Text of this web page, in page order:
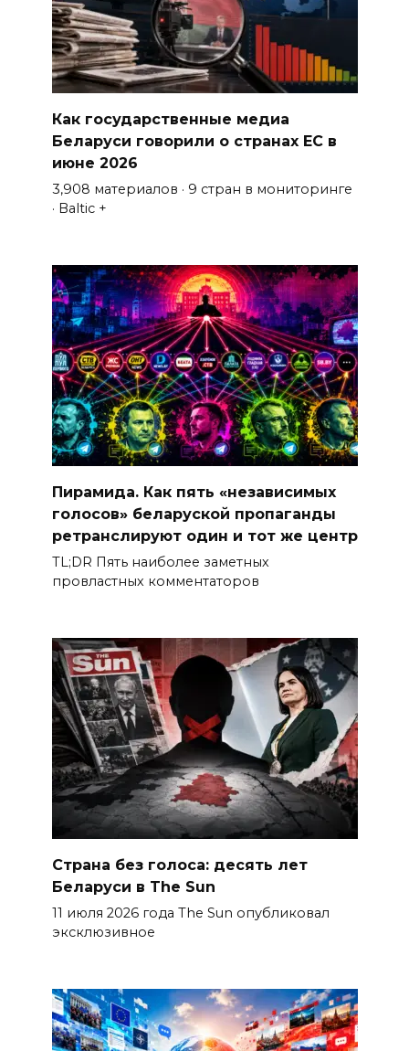
Как государственные медиа
Беларуси говорили о странах ЕС в
июне 2026
3,908 материалов · 9 стран в мониторинге
· Baltic +
Пирамида. Как пять «независимых
голосов» беларуской пропаганды
ретранслируют один и тот же центр
TL;DR Пять наиболее заметных
провластных комментаторов
Страна без голоса: десять лет
Беларуси в The Sun
11 июля 2026 года The Sun опубликовал
эксклюзивное